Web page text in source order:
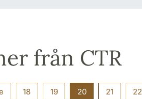
från CTR
18 19 20 21 22